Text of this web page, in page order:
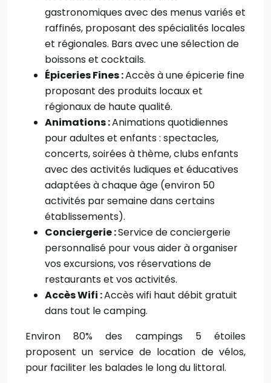
gastronomiques avec des menus variés et
raffinés, proposant des spécialités locales
et régionales. Bars avec une sélection de
boissons et cocktails.
Épiceries Fines :Accès à une épicerie fine
proposant des produits locaux et
régionaux de haute qualité.
Animations :Animations quotidiennes
pour adultes et enfants : spectacles,
concerts, soirées à thème, clubs enfants
avec des activités ludiques et éducatives
adaptées à chaque âge (environ 50
activités par semaine dans certains
établissements).
Conciergerie :Service de conciergerie
personnalisé pour vous aider à organiser
vos excursions, vos réservations de
restaurants et vos activités.
Accès Wifi :Accès wifi haut débit gratuit
dans tout le camping.
Environ 80% des campings 5 étoiles
proposent un service de location de vélos,
pour faciliter les balades le long du littoral.